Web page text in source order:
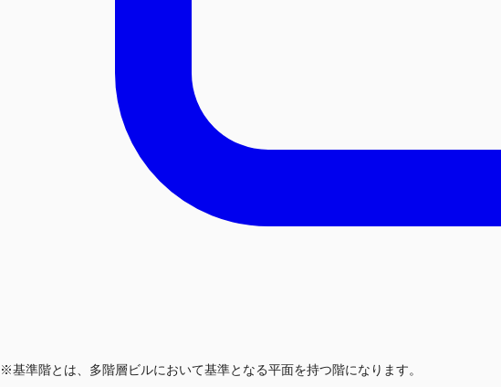
※基準階とは、多階層ビルにおいて基準となる平面を持つ階になります。